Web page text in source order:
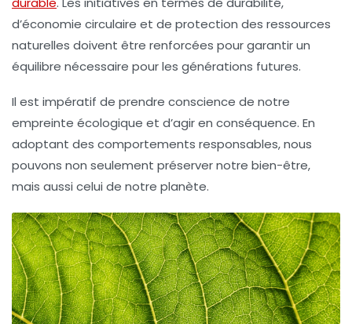
d’économie circulaire et de protection des ressources
naturelles doivent être renforcées pour garantir un
équilibre nécessaire pour les générations futures.
Il est impératif de prendre conscience de notre
empreinte écologique et d’agir en conséquence. En
adoptant des comportements responsables, nous
pouvons non seulement préserver notre bien-être,
mais aussi celui de notre planète.